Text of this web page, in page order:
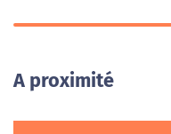
A proximité